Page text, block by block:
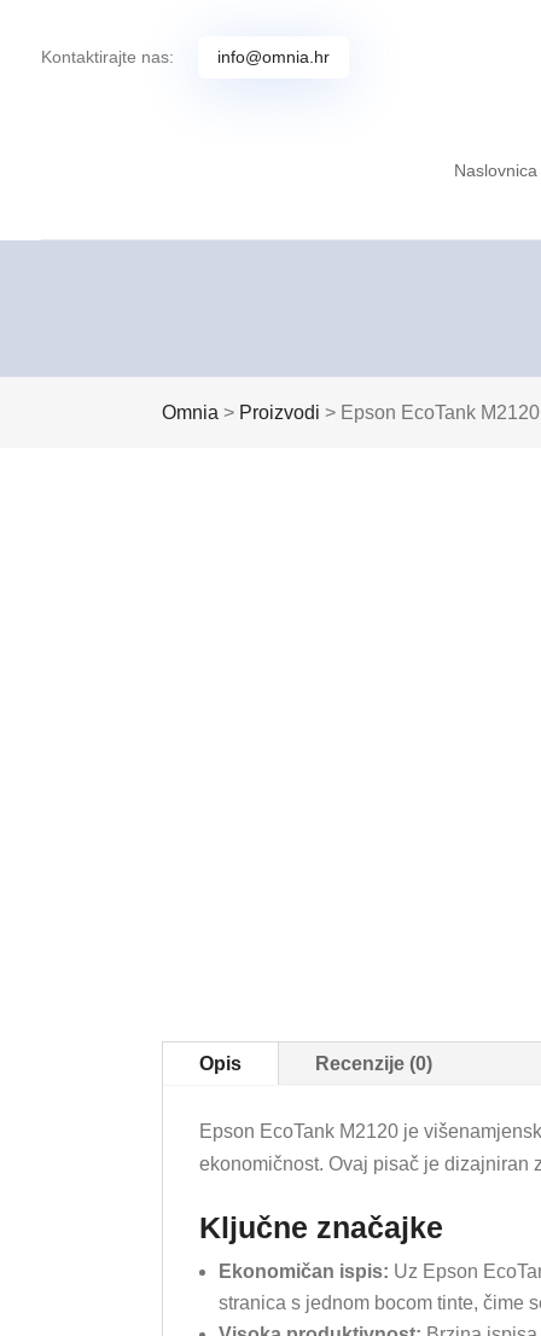
Kontaktirajte nas: info@omnia.hr
Naslovnica
Omnia > Proizvodi > Epson EcoTank
Opis Recenzije (0)
Epson EcoTank M2120 je
ekonomičnost. Ovaj pisač je dizajniran
Ključne značajke
Ekonomičan ispis: Uz Epson
stranica s jednom bocom tinte, čime